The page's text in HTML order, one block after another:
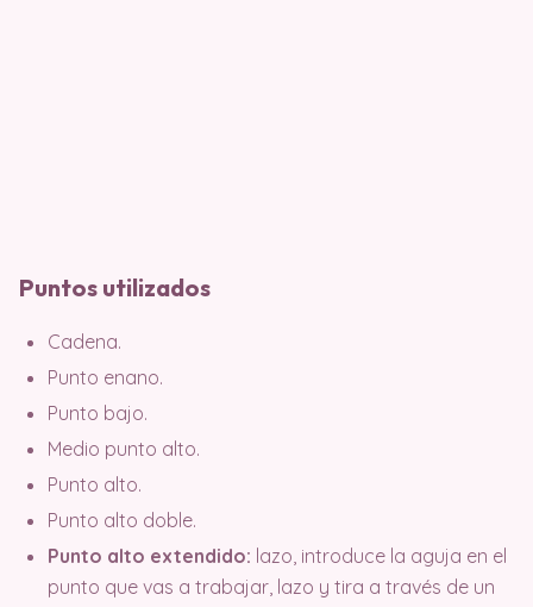
Puntos utilizados
Cadena.
Punto enano.
Punto bajo.
Medio punto alto.
Punto alto.
Punto alto doble.
Punto alto extendido: lazo, introduce la aguja en el
punto que vas a trabajar, lazo y tira a través de un